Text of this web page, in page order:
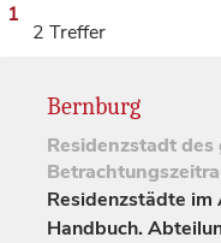
1
2 Treffer
Bernburg
Residenzstadtdes
Residenzstädte
Handbuch.